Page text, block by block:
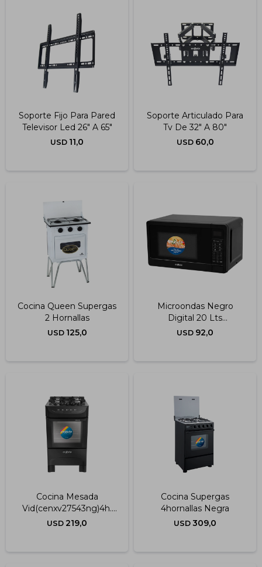
Soporte Fijo Para Pared
Televisor Led 26" A 65"
USD 11,0
Soporte Articulado Para
Tv De 32" A 80"
USD 60,0
Cocina Queen Supergas
2 Hornallas
USD 125,0
Microondas Negro
Digital 20 Lts
(moenx0320dng)
USD 92,0
Cocina Mesada
Vid(cenxv27543ng)4h.
Negra
USD 219,0
Cocina Supergas
4hornallas Negra
USD 309,0